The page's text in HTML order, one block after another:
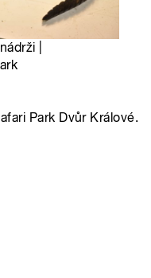
|
Park Dvůr Králové.